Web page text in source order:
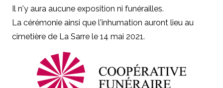
Il n'y aura aucune exposition ni funérailles.
La cérémonie ainsi que l'inhumation auront lieu au
cimetière de La Sarre le 14 mai 2021.